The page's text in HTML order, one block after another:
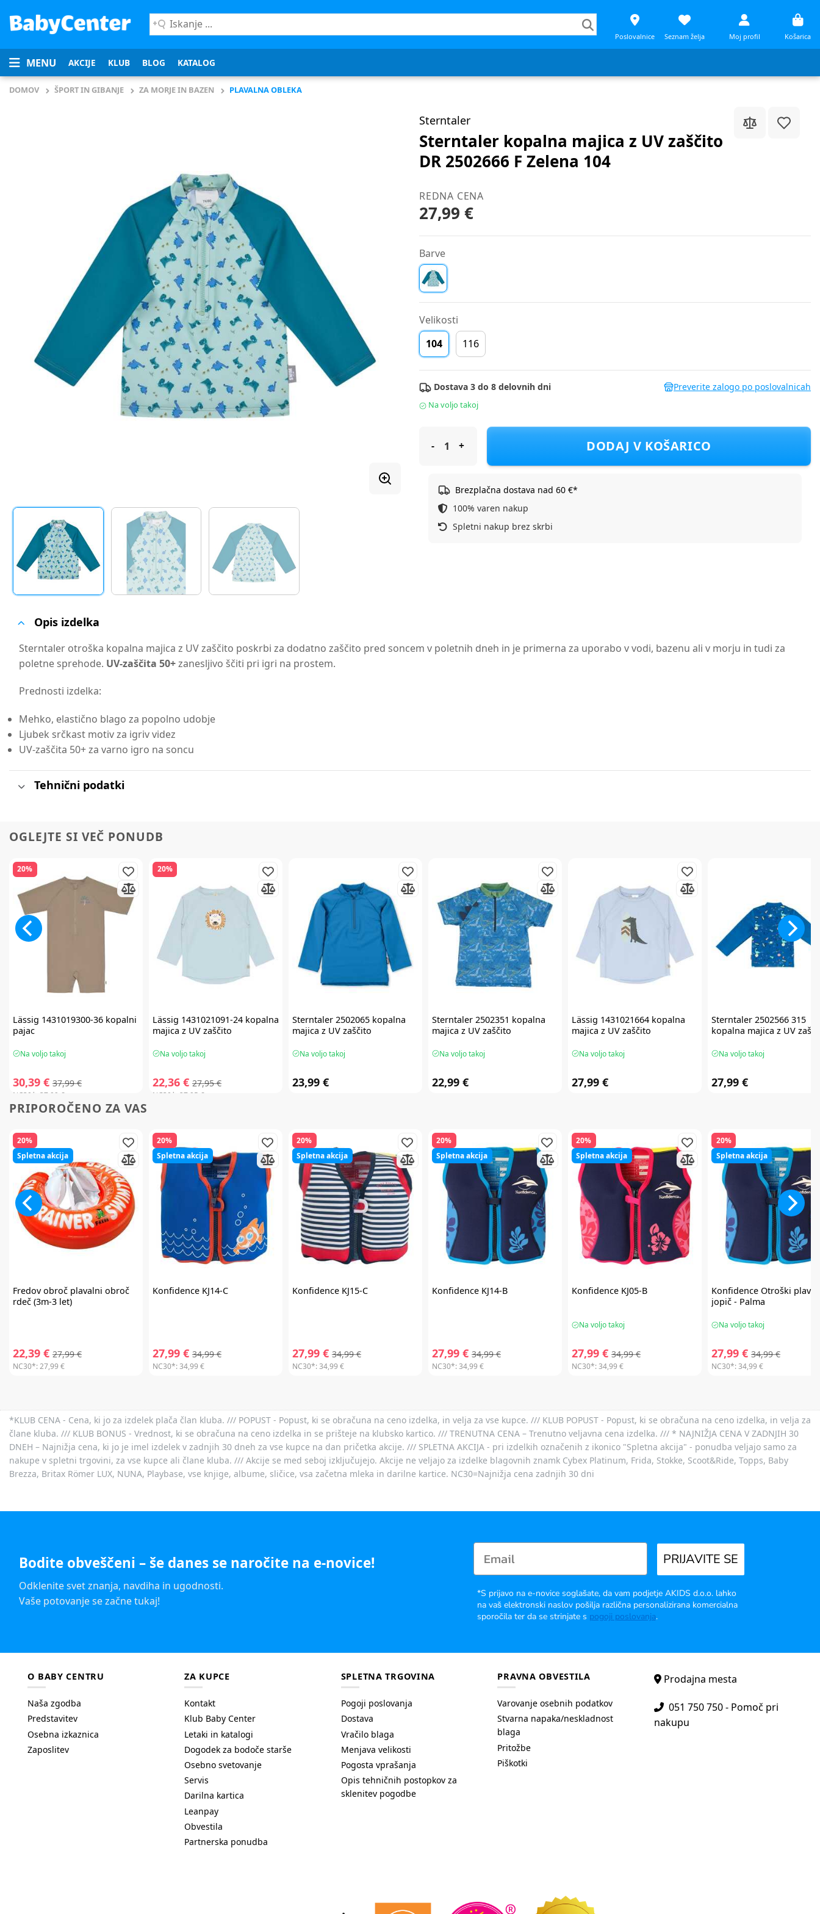
Iskanje
...
Poslovalnice Seznam želja Moj profil Košarica
MENU AKCIJE KLUB BLOG KATALOG
DOMOV ŠPORT IN GIBANJE ZA MORJE IN BAZEN PLAVALNA OBLEKA
Sterntaler
Sterntaler kopalna majica z UV zaščito
DR 2502666 F Zelena 104
REDNA CENA
27,99 €
Barve
Velikosti
104
116
Dostava 3 do 8 delovnih dni Preverite zalogo po poslovalnicah
Na voljo takoj
Sterntaler kopalna majica z UV zaščito DR 2502666 F Zelena 104
DODAJ V KOŠARICO
Brezplačna dostava nad 60 €*
100% varen nakup
Spletni nakup brez skrbi
Opis izdelka
Sterntaler otroška kopalna majica z UV zaščito poskrbi za dodatno zaščito pred soncem v poletnih dneh in je primerna za uporabo v vodi, bazenu ali v morju in tudi za
poletne sprehode. UV-zaščita 50+zanesljivo ščiti pri igri na prostem.
Prednosti izdelka:
Mehko, elastično blago za popolno udobje
Ljubek srčkast motiv za igriv videz
UV-zaščita 50+ za varno igro na soncu
Tehnični podatki
OGLEJTE SI VEČ PONUDB
20%
Lässig 1431019300-36 kopalni
pajac
Na voljo takoj
30,39 € 37,99 €
NC30*: 37,99 €
20%
Lässig 1431021091-24 kopalna
majica z UV zaščito
Na voljo takoj
22,36 € 27,95 €
NC30*: 27,95 €
Sterntaler 2502065 kopalna
majica z UV zaščito
Na voljo takoj
23,99 €
Sterntaler 2502351 kopalna
majica z UV zaščito
Na voljo takoj
22,99 €
Lässig 1431021664 kopalna
majica z UV zaščito
Na voljo takoj
27,99 €
Sterntaler 2502566 315
kopalna majica z UV
Na voljo takoj
27,99 €
PRIPOROČENO ZA VAS
20%
Spletna akcija
Fredov obročplavalni obroč
rdeč (3m-3 let)
22,39 € 27,99 €
NC30*:27,99 €
20%
Spletna akcija
KonfidenceKJ14-C
27,99 € 34,99 €
NC30*:34,99 €
20%
Spletna akcija
KonfidenceKJ15-C
27,99 € 34,99 €
NC30*:34,99 €
20%
Spletna akcija
KonfidenceKJ14-B
27,99 € 34,99 €
NC30*:34,99 €
20%
Spletna akcija
KonfidenceKJ05-B
Na voljo takoj
27,99 € 34,99 €
NC30*:34,99 €
20%
Spletna akcija
Konfidence Otroški
jopič - Palma
Na voljo takoj
27,99 € 34,99 €
NC30*:34,99 €
*KLUB CENA - Cena, ki jo za izdelek plača član kluba. /// POPUST - Popust, ki se obračuna na ceno izdelka, in velja za vse kupce. /// KLUB POPUST - Popust, ki se obračuna na ceno izdelka, in velja za
člane kluba. /// KLUB BONUS - Vrednost, ki se obračuna na ceno izdelka in se prišteje na klubsko kartico. /// TRENUTNA CENA – Trenutno veljavna cena izdelka. /// * NAJNIŽJA CENA V ZADNJIH 30
DNEH – Najnižja cena, ki jo je imel izdelek v zadnjih 30 dneh za vse kupce na dan pričetka akcije. /// SPLETNA AKCIJA - pri izdelkih označenih z ikonico "Spletna akcija" - ponudba veljajo samo za
nakupe v spletni trgovini, za vse kupce ali člane kluba. /// Akcije se med seboj izključujejo. Akcije ne veljajo za izdelke blagovnih znamk Cybex Platinum, Frida, Stokke, Scoot&Ride, Topps, Baby
Brezza, Britax Römer LUX, NUNA, Playbase, vse knjige, albume, sličice, vsa začetna mleka in darilne kartice. NC30=Najnižja cena zadnjih 30 dni
Bodite obveščeni – še danes se naročite na e-novice!
Odklenite svet znanja, navdiha in ugodnosti.
Vaše potovanje se začne tukaj!
PRIJAVITE SE
*S prijavo na e-novice soglašate, da vam podjetje AKIDS d.o.o. lahko
na vaš elektronski naslov pošilja različna personalizirana komercialna
sporočila ter da se strinjate s pogoji poslovanja.
O BABY CENTRU
Naša zgodba
Predstavitev
Osebna izkaznica
Zaposlitev
ZA KUPCE
Kontakt
Klub Baby Center
Letaki in katalogi
Dogodek za bodoče starše
Osebno svetovanje
Servis
Darilna kartica
Leanpay
Obvestila
Partnerska ponudba
SPLETNA TRGOVINA
Pogoji poslovanja
Dostava
Vračilo blaga
Menjava velikosti
Pogosta vprašanja
Opis tehničnih postopkov za
sklenitev pogodbe
PRAVNA OBVESTILA
Varovanje osebnih podatkov
Stvarna napaka/neskladnost
blaga
Pritožbe
Piškotki
Prodajna mesta
051 750 750 - Pomoč pri
nakupu